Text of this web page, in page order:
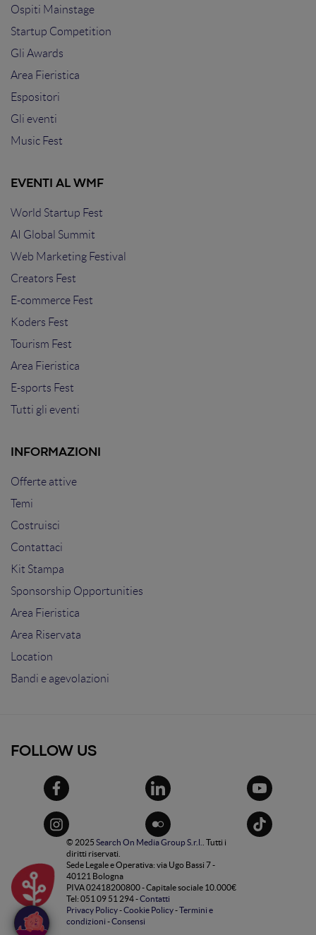
Ospiti Mainstage
Startup Competition
Gli Awards
Area Fieristica
Espositori
Gli eventi
Music Fest
EVENTI AL WMF
World Startup Fest
AI Global Summit
Web Marketing Festival
Creators Fest
E-commerce Fest
Koders Fest
Tourism Fest
Area Fieristica
E-sports Fest
Tutti gli eventi
INFORMAZIONI
Offerte attive
Temi
Costruisci
Contattaci
Kit Stampa
Sponsorship Opportunities
Area Fieristica
Area Riservata
Location
Bandi e agevolazioni
FOLLOW US
© 2025 Search On Media Group S.r.l.
. Tutti i
diritti riservati.
Sede Legale e Operativa: via Ugo Bassi 7 -
40121 Bologna
PIVA 02418200800 - Capitale sociale 10.000€
Tel: 051 09 51 294 -Contatti
Privacy Policy-Cookie Policy-Termini e
condizioni -Consensi